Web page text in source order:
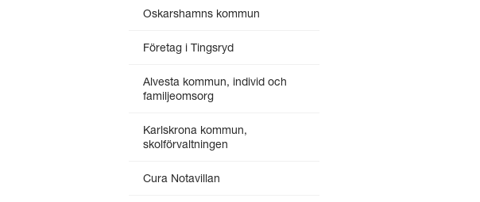
Oskarshamns kommun
Företag i Tingsryd
Alvesta kommun, individ och
familjeomsorg
Karlskrona kommun,
skolförvaltningen
Cura Notavillan